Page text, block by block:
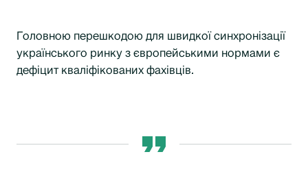
Головною перешкодою для швидкої синхронізації
українського ринку з європейськими нормами є
дефіцит кваліфікованих фахівців.